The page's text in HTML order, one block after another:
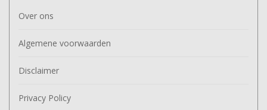
Over ons
Algemene voorwaarden
Disclaimer
Privacy Policy